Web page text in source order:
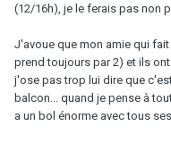
(12/16h), je le ferais pas non
J'avoue que mon amie qui
prend toujours par 2) et ils
j'ose pas trop lui dire que
balcon... quand je pense à
a un bol énorme avec tous